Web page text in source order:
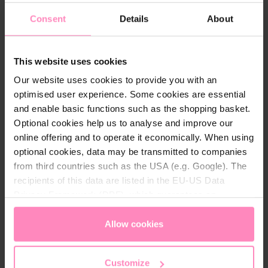
Consent Details About
This website uses cookies
Our website uses cookies to provide you with an
optimised user experience. Some cookies are essential
and enable basic functions such as the shopping basket.
Optional cookies help us to analyse and improve our
online offering and to operate it economically. When using
optional cookies, data may be transmitted to companies
from third countries such as the USA (e.g. Google). The
recipients of this data are listed in the EU-US Data
appropriate level of data protection. You canaccept all
only allow necessary cookies
access and change your chosen setting at any time in
Allow cookies
Customize
Beschrijving
gelegenheid.
Bestel nu eenvoudig en gemakkelijk
online!
Belangrijke dagen in je leven, zoals verjaardagen,
moeder- en vaderdag, jubilea of ​​huwelijksjubilea, bij
speciale gelegenheden zoals Pasen en Kerstmis, of
gewoon tussendoor om dierbaren te bedanken en
Hoe het werkt: Koop een cadeaubon in de BWT-
onlineshop. Na afronding van het bestelproces